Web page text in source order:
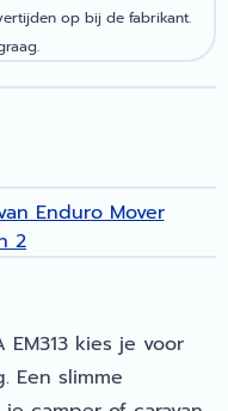
op bij de fabrikant.
Enduro Mover
2
kies je voor
Een slimme